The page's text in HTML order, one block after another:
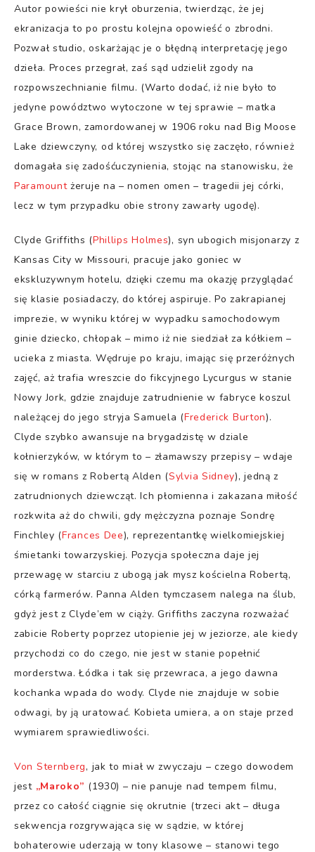
Autor powieści nie krył oburzenia, twierdząc, że jej
ekranizacja to po prostu kolejna opowieść o zbrodni.
Pozwał studio, oskarżając je o błędną interpretację jego
dzieła. Proces przegrał, zaś sąd udzielił zgody na
rozpowszechnianie filmu. (Warto dodać, iż nie było to
jedyne powództwo wytoczone w tej sprawie – matka
Grace Brown, zamordowanej w 1906 roku nad Big Moose
Lake dziewczyny, od której wszystko się zaczęło, również
domagała się zadośćuczynienia, stojąc na stanowisku, że
Paramountżeruje na – nomen omen – tragedii jej córki,
lecz w tym przypadku obie strony zawarły ugodę).
Clyde Griffiths (Phillips Holmes), syn ubogich misjonarzy z
Kansas City w Missouri, pracuje jako goniec w
ekskluzywnym hotelu, dzięki czemu ma okazję przyglądać
się klasie posiadaczy, do której aspiruje. Po zakrapianej
imprezie, w wyniku której w wypadku samochodowym
ginie dziecko, chłopak – mimo iż nie siedział za kółkiem –
ucieka z miasta. Wędruje po kraju, imając się przeróżnych
zajęć, aż trafia wreszcie do fikcyjnego Lycurgus w stanie
Nowy Jork, gdzie znajduje zatrudnienie w fabryce koszul
należącej do jego stryja Samuela (Frederick Burton).
Clyde szybko awansuje na brygadzistę w dziale
kołnierzyków, w którym to – złamawszy przepisy – wdaje
się w romans z Robertą Alden (Sylvia Sidney), jedną z
zatrudnionych dziewcząt. Ich płomienna i zakazana miłość
rozkwita aż do chwili, gdy mężczyzna poznaje Sondrę
Finchley (Frances Dee), reprezentantkę wielkomiejskiej
śmietanki towarzyskiej. Pozycja społeczna daje jej
przewagę w starciu z ubogą jak mysz kościelna Robertą,
córką farmerów. Panna Alden tymczasem nalega na ślub,
gdyż jest z Clyde’em w ciąży. Griffiths zaczyna rozważać
zabicie Roberty poprzez utopienie jej w jeziorze, ale kiedy
przychodzi co do czego, nie jest w stanie popełnić
morderstwa. Łódka i tak się przewraca, a jego dawna
kochanka wpada do wody. Clyde nie znajduje w sobie
odwagi, by ją uratować. Kobieta umiera, a on staje przed
wymiarem sprawiedliwości.
Von Sternberg, jak to miał w zwyczaju – czego dowodem
jest „Maroko” (1930) – nie panuje nad tempem filmu,
przez co całość ciągnie się okrutnie (trzeci akt – długa
sekwencja rozgrywająca się w sądzie, w której
bohaterowie uderzają w tony klasowe – stanowi tego